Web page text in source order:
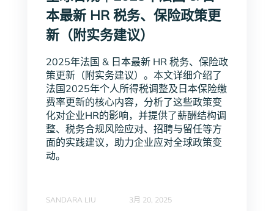
本最新 HR 税务、保险政策更
新（附实务建议）
2025年法国 & 日本最新 HR 税务、保险政
策更新（附实务建议）。本文详细介绍了
法国2025年个人所得税调整及日本保险缴
费率更新的核心内容，分析了这些政策变
化对企业HR的影响，并提供了薪酬结构调
整、税务合规风险应对、招聘与留任等方
面的实践建议，助力企业应对全球政策变
动。
SANDARA LIU 3月 20, 2025